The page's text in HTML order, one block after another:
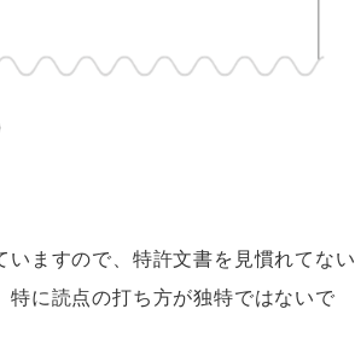
ますので、特許文書を見慣れてない
に読点の打ち方が独特ではないで